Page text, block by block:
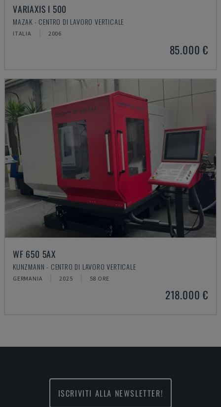
VARIAXIS I 500
MAZAK - CENTRO DI LAVORO VERTICALE
ITALIA 2006
85.000 €
WF 650 5AX
KUNZMANN - CENTRO DI LAVORO VERTICALE
GERMANIA 2025 58 ORE
218.000 €
ISCRIVITI ALLA NEWSLETTER!